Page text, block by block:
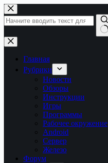
Перейти
к
сути
Ничего
не
найденоГлавная
Рубрики
Новости
Обзоры
Инструкции
Игры
Программы
Рабочее окружение
Android
Сервер
Железо
Форум